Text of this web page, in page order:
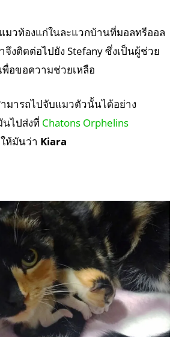
มวท้องแก่ในละแวกบ้านที่มอลทรีออล
จึงติดต่อไปยัง Stefany ซึ่งเป็นผู้ช่วย
พื่อขอความช่วยเหลือ
มารถไปจับแมวตัวนั้นได้อย่าง
ไปส่งที่ Chatons Orphelins
ห้มันว่า Kiara